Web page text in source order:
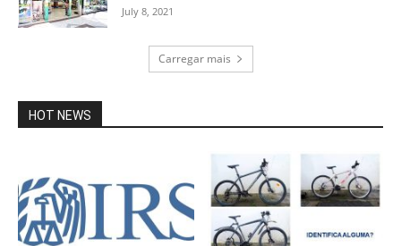
July 8, 2021
Carregar mais
HOT NEWS